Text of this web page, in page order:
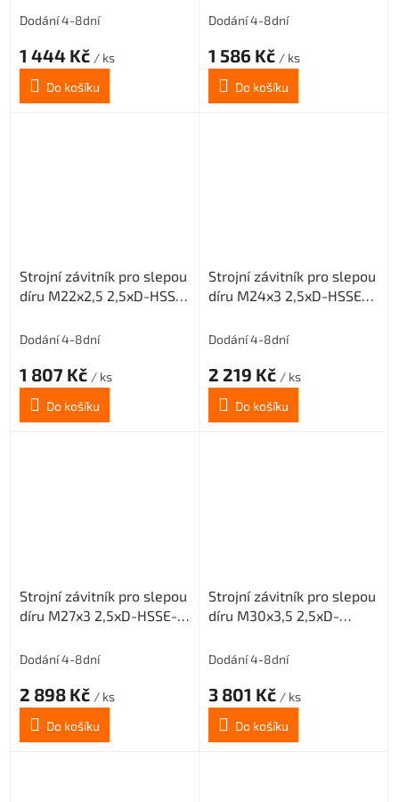
Dodání 4-8dní
1 444 Kč / ks
Do košíku
Dodání 4-8dní
1 586 Kč / ks
Do košíku
Strojní závitník pro slepou
díru M22x2,5 2,5xD-HSSE-
Dodání 4-8dní
1 807 Kč / ks
Do košíku
Strojní závitník pro slepou
díru M24x3 2,5xD-HSSE-
Dodání 4-8dní
2 219 Kč / ks
Do košíku
Strojní závitník pro slepou
díru M27x3 2,5xD-HSSE-
Dodání 4-8dní
2 898 Kč / ks
Do košíku
Strojní závitník pro slepou
díru M30x3,5 2,5xD-
Dodání 4-8dní
3 801 Kč / ks
Do košíku